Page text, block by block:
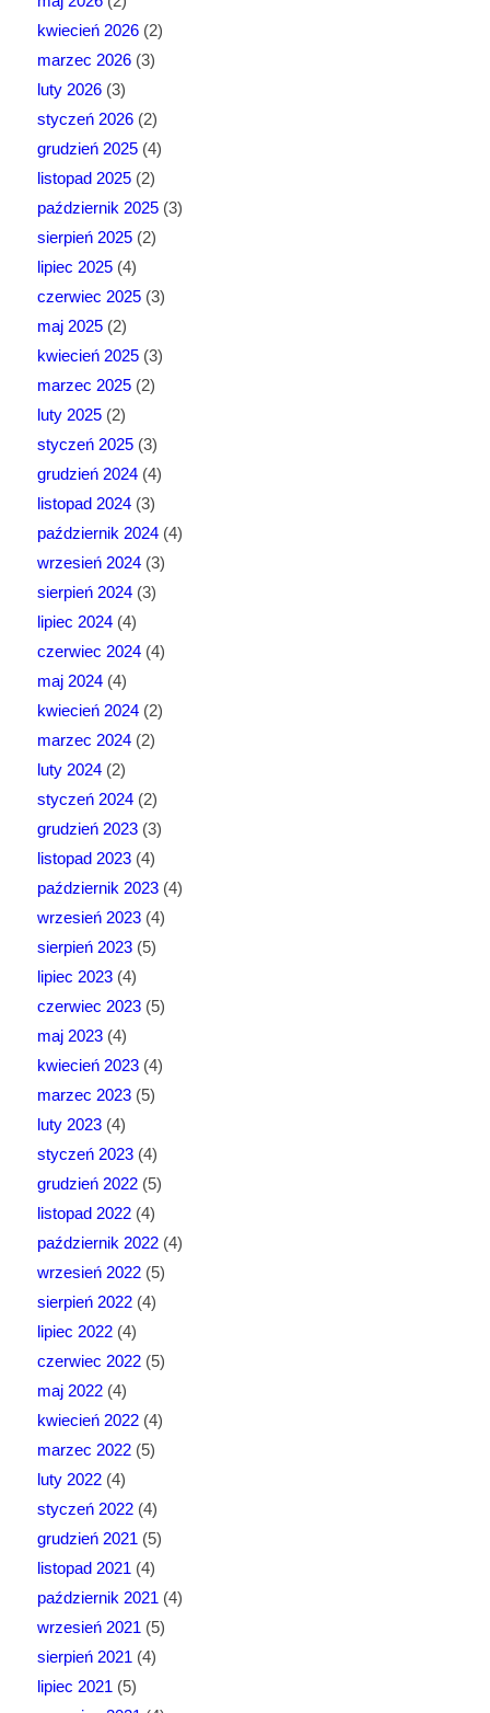
kwiecień 2026(2)
marzec 2026(3)
luty 2026(3)
styczeń 2026(2)
grudzień 2025(4)
listopad 2025(2)
październik 2025(3)
sierpień 2025(2)
lipiec 2025(4)
czerwiec 2025(3)
maj 2025(2)
kwiecień 2025(3)
marzec 2025(2)
luty 2025(2)
styczeń 2025(3)
grudzień 2024(4)
listopad 2024(3)
październik 2024(4)
wrzesień 2024(3)
sierpień 2024(3)
lipiec 2024(4)
czerwiec 2024(4)
maj 2024(4)
kwiecień 2024(2)
marzec 2024(2)
luty 2024(2)
styczeń 2024(2)
grudzień 2023(3)
listopad 2023(4)
październik 2023(4)
wrzesień 2023(4)
sierpień 2023(5)
lipiec 2023(4)
czerwiec 2023(5)
maj 2023(4)
kwiecień 2023(4)
marzec 2023(5)
luty 2023(4)
styczeń 2023(4)
grudzień 2022(5)
listopad 2022(4)
październik 2022(4)
wrzesień 2022(5)
sierpień 2022(4)
lipiec 2022(4)
czerwiec 2022(5)
maj 2022(4)
kwiecień 2022(4)
marzec 2022(5)
luty 2022(4)
styczeń 2022(4)
grudzień 2021 (5)
listopad 2021 (4)
październik 2021 (4)
wrzesień 2021 (5)
sierpień 2021 (4)
lipiec 2021 (5)